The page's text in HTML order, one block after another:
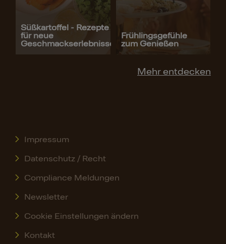
Süßkartoffel - Rezepte
für neue
Geschmackserlebnisse
Frühlingsgefühle
zum Genießen
Mehr entdecken
Impressum
Datenschutz / Recht
Compliance Meldungen
Newsletter
Cookie Einstellungen ändern
Kontakt